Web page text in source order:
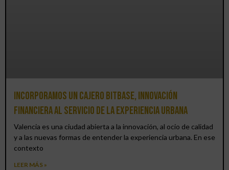
Incorporamos un cajero BitBase, innovación
financiera al servicio de la experiencia urbana
Valencia es una ciudad abierta a la innovación, al ocio de calidad
y a las nuevas formas de entender la experiencia urbana. En ese
contexto
LEER MÁS »